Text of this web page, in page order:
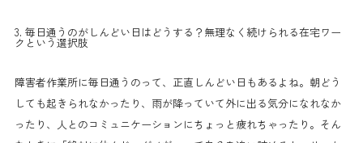
3. 毎日通うのがしんどい日はどうする？無理なく続けられる在宅ワー
クという選択肢
障害者作業所に毎日通うのって、正直しんどい日もあるよね。朝どう
しても起きられなかったり、雨が降っていて外に出る気分になれなか
ったり、人とのコミュニケーションにちょっと疲れちゃったり。そん